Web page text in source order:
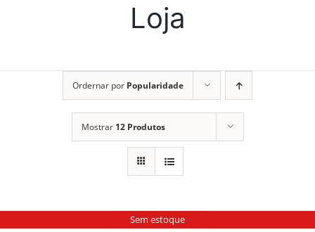
Notícias
Mídia
Contato
Loja
Ordernar por Popularidade
Mostrar 12 Produtos
Sem estoque